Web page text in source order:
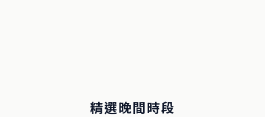
精選晚間時段